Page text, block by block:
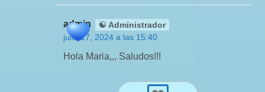
admin
☯ Administrador
julio 17, 2024 a las 15:40
Hola Maria,,, Saludos!!!